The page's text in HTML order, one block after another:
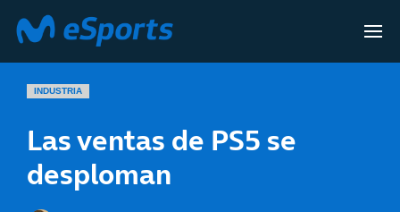
INDUSTRIA
Las ventas de PS5 se
desploman